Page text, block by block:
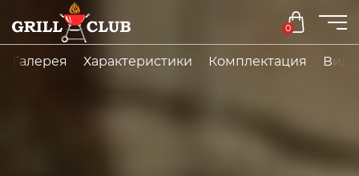
0
Галерея Характеристики Комплектация